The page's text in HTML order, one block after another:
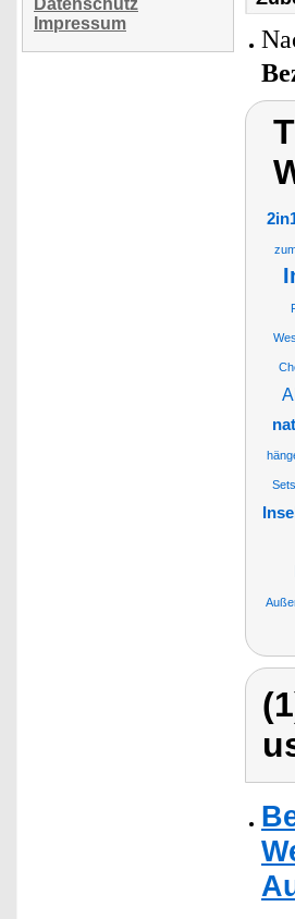
Datenschutz
Impressum
Sets